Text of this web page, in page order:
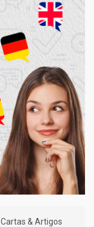
Cartas & Artigos